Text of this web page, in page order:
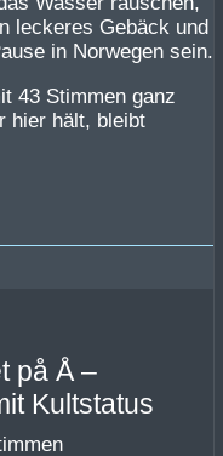
leckeres Gebäck und
in Norwegen sein.
43 Stimmen ganz
hier hält, bleibt
på Å –
Kultstatus